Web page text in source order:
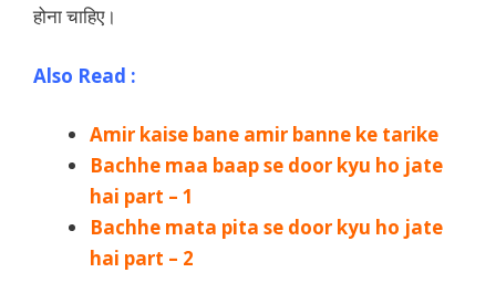
होना चाहिए।
Also Read :
Amir kaise bane amir banne ke tarike
Bachhe maa baap se door kyu ho jate
hai part – 1
Bachhe mata pita se door kyu ho jate
hai part – 2